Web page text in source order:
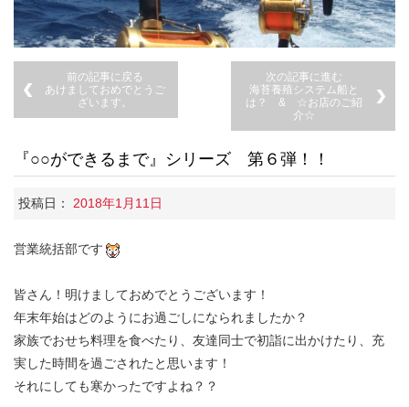
前の記事に戻る
あけましておめでとうご
ざいます。
次の記事に進む
海苔養殖システム船と
は？ & ☆お店のご紹
介☆
『○○ができるまで』シリーズ 第６弾！！
投稿日： 2018年1月11日
営業統括部です
皆さん！明けましておめでとうございます！
年末年始はどのようにお過ごしになられましたか？
家族でおせち料理を食べたり、友達同士で初詣に出かけたり、充
実した時間を過ごされたと思います！
それにしても寒かったですよね？？